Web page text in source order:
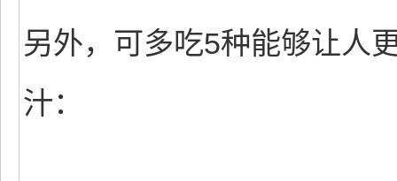
另外，可多吃5种能够让人
汁：